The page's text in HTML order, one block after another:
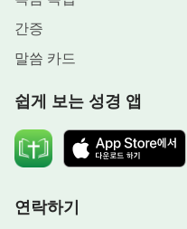
간증
말씀 카드
쉽게 보는 성경 앱
연락하기